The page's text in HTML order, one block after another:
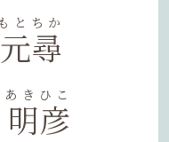
元尋
明彦